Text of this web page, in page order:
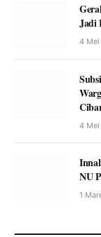
Jadi
4
4
NU
1